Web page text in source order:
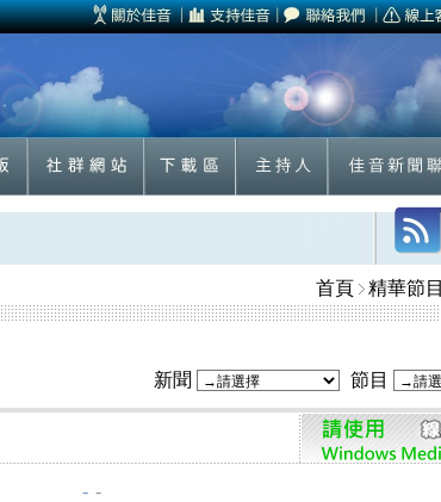
首頁 精華節目
新聞 節目
- -